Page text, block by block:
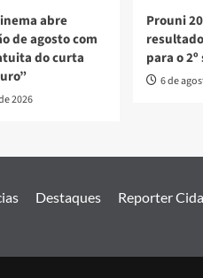
abre
de agosto com
do curta
2026
Prouni
para o
6 de
Destaques Reporter